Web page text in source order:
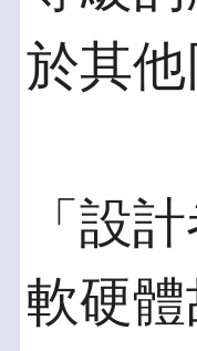
於其
「設
軟硬